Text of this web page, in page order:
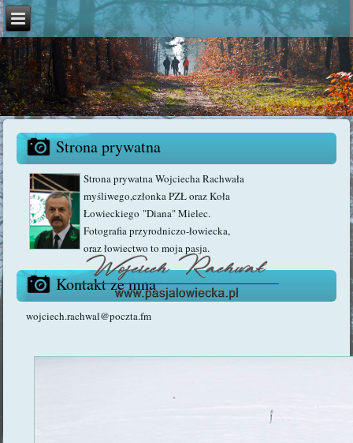
Strona prywatna
Strona prywatna Wojciecha Rachwała
myśliwego,członka PZŁ oraz Koła
Łowieckiego "Diana" Mielec.
Fotografia przyrodniczo-łowiecka,
oraz łowiectwo to moja pasja.
Kontakt ze mną
wojciech.rachwal@poczta.fm